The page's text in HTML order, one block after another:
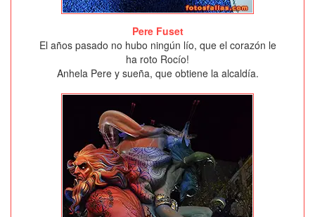
Pere Fuset
El años pasado no hubo ningún lío, que el corazón le
ha roto Rocío!
Anhela Pere y sueña, que obtiene la alcaldía.